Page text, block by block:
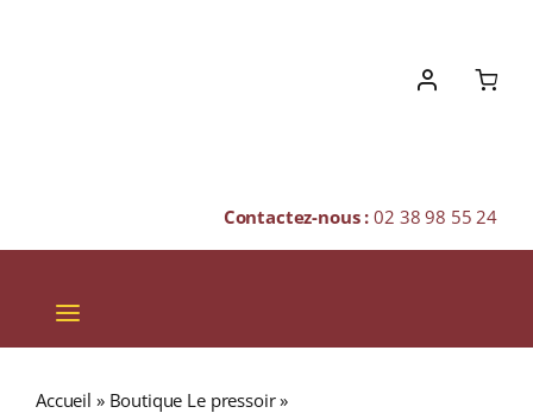
Contactez-nous :02 38 98 55 24
Toggle
Navigation
Accueil » Boutique Le pressoir»